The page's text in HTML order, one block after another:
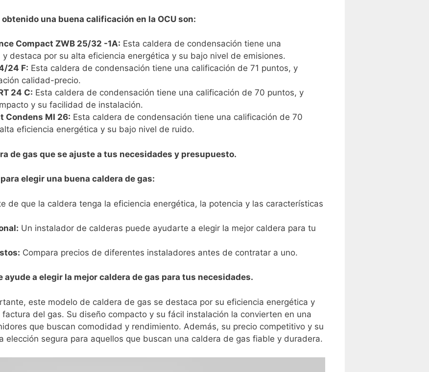
una buena calificación en la OCU son:
Compact ZWB 25/32 -1A: Esta caldera de condensación tiene una
destaca por su alta eficiencia energética y su bajo nivel de emisiones.
24 F: Esta caldera de condensación tiene una calificación de 71 puntos, y
calidad-precio.
24 C: Esta caldera de condensación tiene una calificación de 70 puntos, y
y su facilidad de instalación.
Condens MI 26: Esta caldera de condensación tiene una calificación de 70
eficiencia energética y su bajo nivel de ruido.
de gas que se ajuste a tus necesidades y presupuesto.
elegir una buena caldera de gas:
de que la caldera tenga la eficiencia energética, la potencia y las características
Un instalador de calderas puede ayudarte a elegir la mejor caldera para tu
Compara precios de diferentes instaladores antes de contratar a uno.
ayude a elegir la mejor caldera de gas para tus necesidades.
este ⁣modelo ‌de caldera⁤ de gas se destaca por ⁣su eficiencia‌ energética y
del gas. Su diseño ⁢compacto y su fácil instalación la convierten en una
que buscan comodidad y rendimiento.⁣ Además, ⁣su precio competitivo y ‍su
⁣elección segura para aquellos que buscan una caldera de gas fiable y duradera.